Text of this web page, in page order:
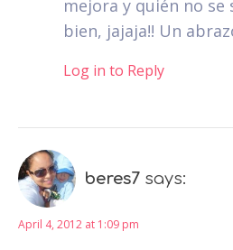
mejora y quién no se
bien, jajaja!! Un
Log in to Reply
beres7 says:
April 4, 2012 at 1:09 pm